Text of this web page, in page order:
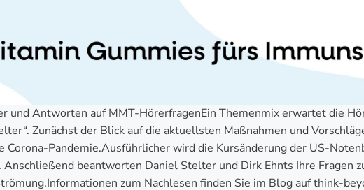
und Antworten auf MMT-HörerfragenEin Themenmix erwartet die
Zunächst der Blick auf die aktuellsten Maßnahmen und
Pandemie.Ausführlicher wird die Kursänderung der US-
beantworten Daniel Stelter und Dirk Ehnts Ihre Fragen
zum Nachlesen finden Sie im Blog auf think-